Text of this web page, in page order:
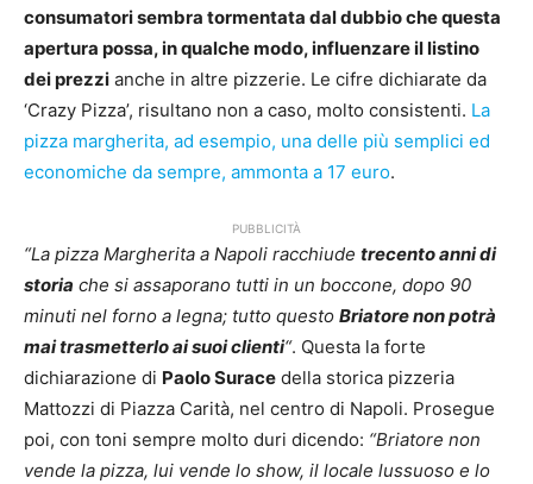
consumatori sembra tormentata dal dubbio che questa
apertura possa, in qualche modo, influenzare il listino
dei prezzi anche in altre pizzerie. Le cifre dichiarate da
‘Crazy Pizza’, risultano non a caso, molto consistenti. La
pizza margherita, ad esempio, una delle più semplici ed
economiche da sempre, ammonta a 17 euro.
PUBBLICITÀ
“La pizza Margherita a Napoli racchiude trecento anni di
storia che si assaporano tutti in un boccone, dopo 90
minuti nel forno a legna; tutto questo Briatore non potrà
mai trasmetterlo ai suoi clienti“. Questa la forte
dichiarazione di Paolo Surace della storica pizzeria
Mattozzi di Piazza Carità, nel centro di Napoli. Prosegue
poi, con toni sempre molto duri dicendo: “Briatore non
vende la pizza, lui vende lo show, il locale lussuoso e lo